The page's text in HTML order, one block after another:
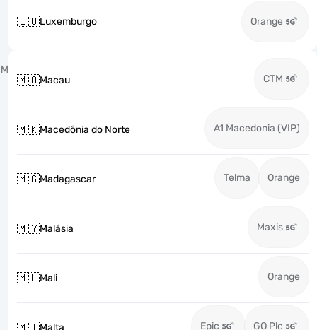
🇱🇺Luxemburgo Orange
M
🇲🇴Macau CTM
🇲🇰Macedônia do Norte A1 Macedonia (VIP)
🇲🇬Madagascar Telma Orange
🇲🇾Malásia Maxis
🇲🇱Mali Orange
🇲🇹Malta Epic GO Plc